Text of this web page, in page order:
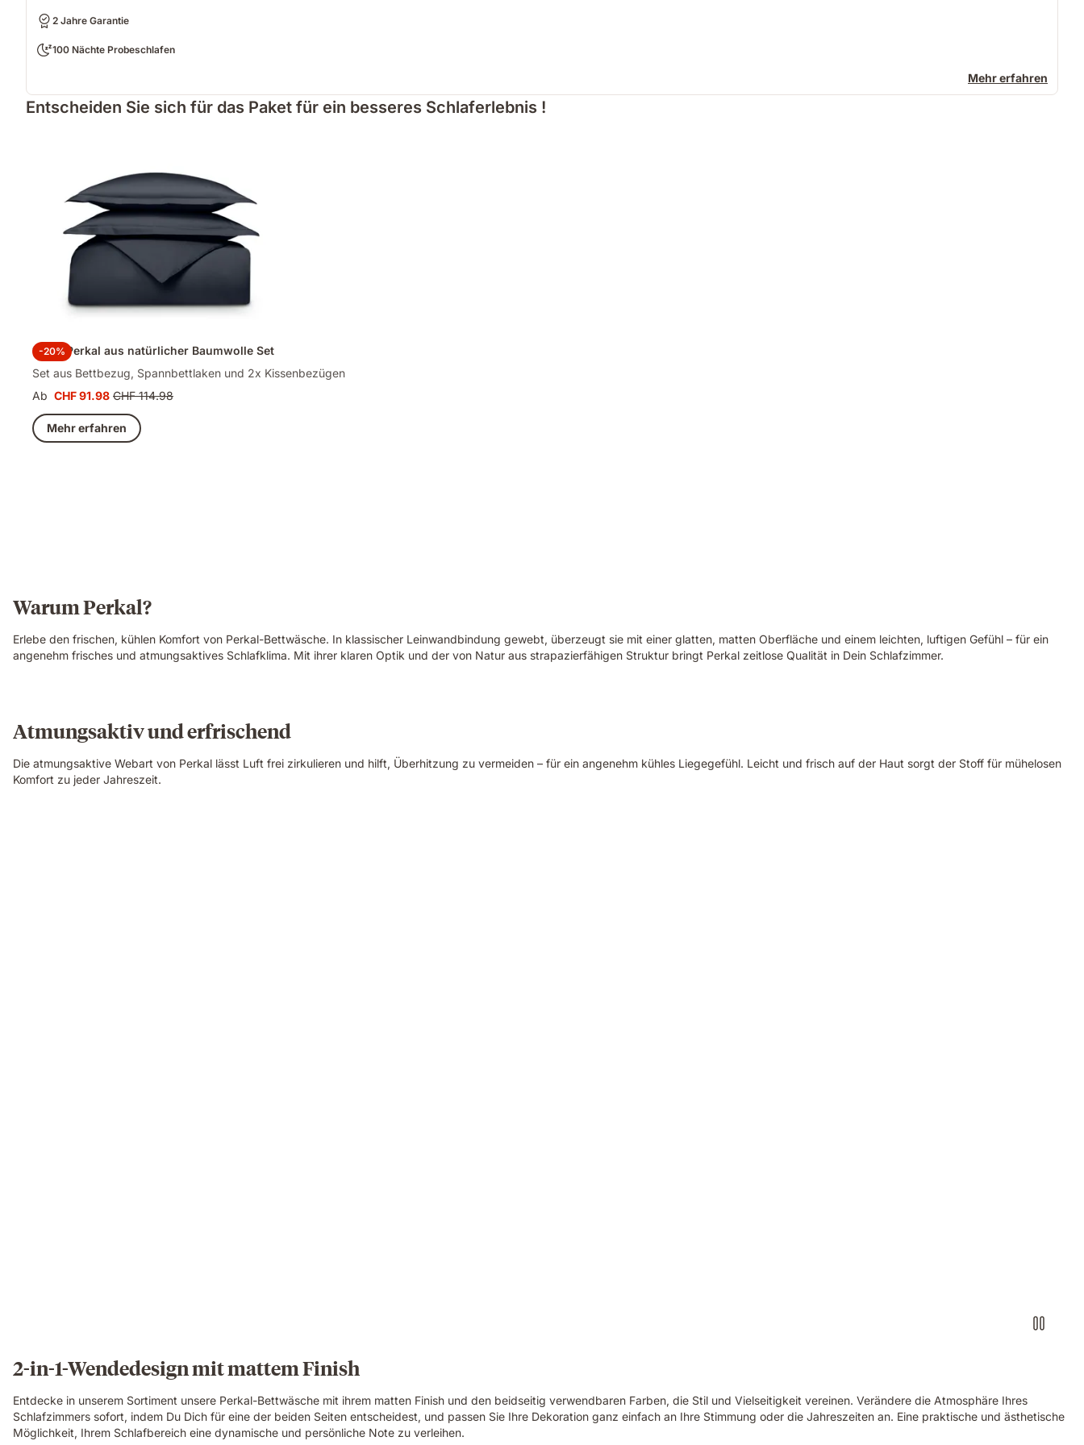
2 Jahre Garantie
100 Nächte Probeschlafen
Mehr erfahren
Entscheiden Sie sich für das Paket für ein besseres Schlaferlebnis !
-20%
100% Perkal aus natürlicher Baumwolle Set
Set aus Bettbezug, Spannbettlaken und 2x Kissenbezügen
Ab Preis
CHF 91.98
CHF 91.98 Ursprünglicher
Preis
CHF 114.98
CHF 114.98
Mehr erfahren
Warum Perkal?
Erlebe den frischen, kühlen Komfort von Perkal-Bettwäsche. In klassischer Leinwandbindung gewebt, überzeugt sie mit einer glatten, matten Oberfläche und einem leichten, luftigen Gefühl – für ein
angenehm frisches und atmungsaktives Schlafklima. Mit ihrer klaren Optik und der von Natur aus strapazierfähigen Struktur bringt Perkal zeitlose Qualität in Dein Schlafzimmer.
Atmungsaktiv und erfrischend
Die atmungsaktive Webart von Perkal lässt Luft frei zirkulieren und hilft, Überhitzung zu vermeiden – für ein angenehm kühles Liegegefühl. Leicht und frisch auf der Haut sorgt der Stoff für mühelosen
Komfort zu jeder Jahreszeit.
2-in-1-Wendedesign mit mattem Finish
Entdecke in unserem Sortiment unsere Perkal-Bettwäsche mit ihrem matten Finish und den beidseitig verwendbaren Farben, die Stil und Vielseitigkeit vereinen. Verändere die Atmosphäre Ihres
Schlafzimmers sofort, indem Du Dich für eine der beiden Seiten entscheidest, und passen Sie Ihre Dekoration ganz einfach an Ihre Stimmung oder die Jahreszeiten an. Eine praktische und ästhetische
Möglichkeit, Ihrem Schlafbereich eine dynamische und persönliche Note zu verleihen.